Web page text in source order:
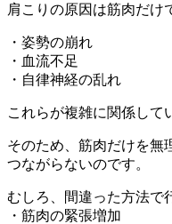
肩こりの原因は筋肉だけ
・姿勢の崩れ
・血流不足
・自律神経の乱れ
これらが複雑に関係して
そのため、筋肉だけを無
つながらないのです。
むしろ、間違った方法で
・筋肉の緊張増加